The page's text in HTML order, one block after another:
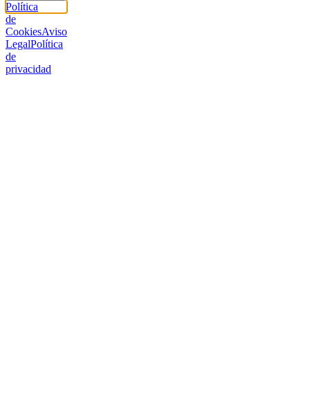
Política
de
CookiesAviso
LegalPolítica
de
privacidad